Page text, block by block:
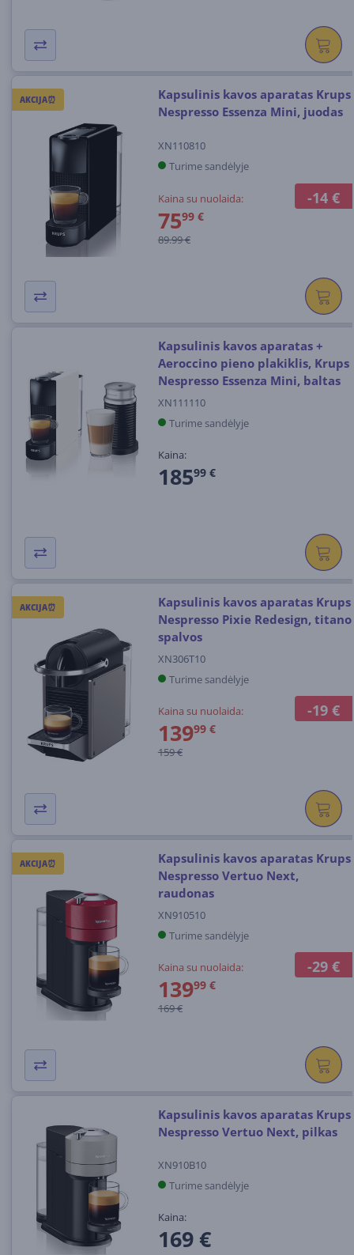
AKCIJA⏰
-14 €
Kapsulinis kavos aparatas Krups
Nespresso Essenza Mini, juodas
XN110810
Turime sandėlyje
Kaina su nuolaida:
7599 €
89.99 €
Kapsulinis kavos aparatas +
Aeroccino pieno plakiklis, Krups
Nespresso Essenza Mini, baltas
XN111110
Turime sandėlyje
Kaina:
18599 €
AKCIJA⏰
-19 €
Kapsulinis kavos aparatas Krups
Nespresso Pixie Redesign, titano
spalvos
XN306T10
Turime sandėlyje
Kaina su nuolaida:
13999 €
159 €
AKCIJA⏰
-29 €
Kapsulinis kavos aparatas Krups
Nespresso Vertuo Next,
raudonas
XN910510
Turime sandėlyje
Kaina su nuolaida:
13999 €
169 €
Kapsulinis kavos aparatas Krups
Nespresso Vertuo Next, pilkas
XN910B10
Turime sandėlyje
Kaina:
169 €